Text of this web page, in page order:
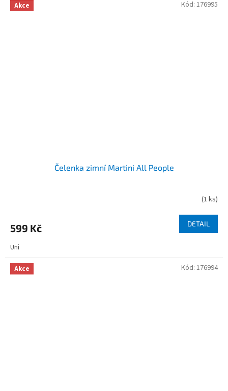
Akce
Čelenka zimní Martini All People
(1 ks)
599 Kč DETAIL
Uni
Kód: 176995
Akce Kód: 176994